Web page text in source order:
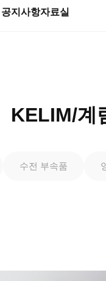
공지사항자료실
KELIM/계
수전 부속품